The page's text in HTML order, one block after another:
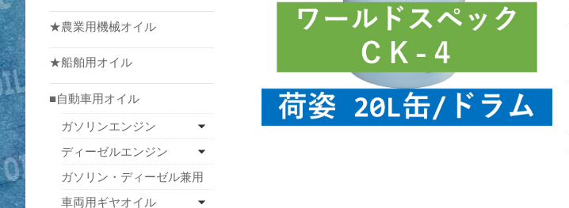
★農業用機械オイル
★船舶用オイル
■自動車用オイル
ガソリンエンジン
ディーゼルエンジン
ガソリン・ディーゼル兼用
車両用ギヤオイル